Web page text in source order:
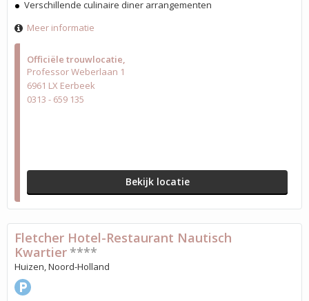
Officiële trouwlocatie
Professor Weberlaan 1
6961 LX Eerbeek
0313 - 659 135
Bekijk locatie
Verschillende culinaire diner arrangementen
Meer informatie
Fletcher Hotel-Restaurant Nautisch
Kwartier ****
Huizen, Noord-Holland